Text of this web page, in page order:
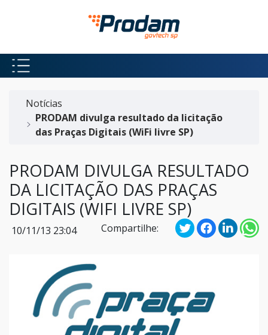
Pular para o Conteúdo principal
Notícias
PRODAM divulga resultado da licitação
das Praças Digitais (WiFi livre SP)
PRODAM DIVULGA RESULTADO
DA LICITAÇÃO DAS PRAÇAS
DIGITAIS (WIFI LIVRE SP)
10/11/13 23:04 Compartilhe: